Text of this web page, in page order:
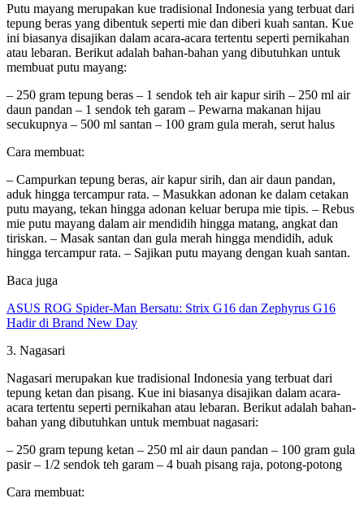
Putu mayang merupakan kue tradisional Indonesia yang terbuat dari
tepung beras yang dibentuk seperti mie dan diberi kuah santan. Kue
ini biasanya disajikan dalam acara-acara tertentu seperti pernikahan
atau lebaran. Berikut adalah bahan-bahan yang dibutuhkan untuk
membuat putu mayang:
– 250 gram tepung beras – 1 sendok teh air kapur sirih – 250 ml air
daun pandan – 1 sendok teh garam – Pewarna makanan hijau
secukupnya – 500 ml santan – 100 gram gula merah, serut halus
Cara membuat:
– Campurkan tepung beras, air kapur sirih, dan air daun pandan,
aduk hingga tercampur rata. – Masukkan adonan ke dalam cetakan
putu mayang, tekan hingga adonan keluar berupa mie tipis. – Rebus
mie putu mayang dalam air mendidih hingga matang, angkat dan
tiriskan. – Masak santan dan gula merah hingga mendidih, aduk
hingga tercampur rata. – Sajikan putu mayang dengan kuah santan.
Baca juga
ASUS ROG Spider-Man Bersatu: Strix G16 dan Zephyrus G16
Hadir di Brand New Day
3. Nagasari
Nagasari merupakan kue tradisional Indonesia yang terbuat dari
tepung ketan dan pisang. Kue ini biasanya disajikan dalam acara-
acara tertentu seperti pernikahan atau lebaran. Berikut adalah bahan-
bahan yang dibutuhkan untuk membuat nagasari:
– 250 gram tepung ketan – 250 ml air daun pandan – 100 gram gula
pasir – 1/2 sendok teh garam – 4 buah pisang raja, potong-potong
Cara membuat: